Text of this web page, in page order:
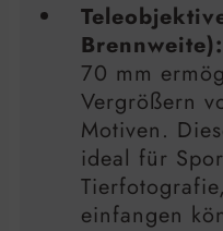
Brennweite):
70 mm
Vergrößern
Motiven.
ideal für
einfangen